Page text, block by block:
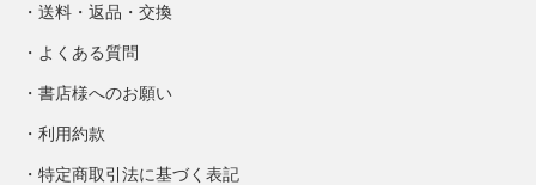
送料・返品・交換
よくある質問
書店様へのお願い
利用約款
特定商取引法に基づく表記